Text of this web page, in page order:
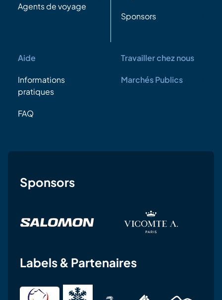
Agents de voyage
Sponsors
Aide
Informations
pratiques
FAQ
Travailler chez nous
Marchés Publics
Sponsors
Labels & Partenaires